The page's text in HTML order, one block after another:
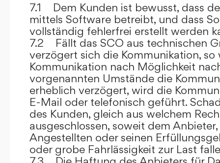
7.1 Dem Kunden ist bewusst, dass
mittels Software betreibt, und dass
vollständig fehlerfrei erstellt werden
7.2 Fällt das SCO aus technischen
verzögert sich die Kommunikation, so
Kommunikation nach Möglichkeit
vorgenannten Umstände die
erheblich verzögert, wird die
E-Mail oder telefonisch geführt.
des Kunden, gleich aus welchem
ausgeschlossen, soweit dem
Angestellten oder seinen
oder grobe Fahrlässigkeit zur Last